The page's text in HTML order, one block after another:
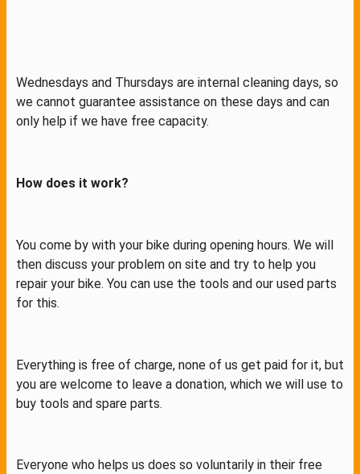
Wednesdays and Thursdays are internal cleaning days, so
we cannot guarantee assistance on these days and can
only help if we have free capacity.
How does it work?
You come by with your bike during opening hours. We will
then discuss your problem on site and try to help you
repair your bike. You can use the tools and our used parts
for this.
Everything is free of charge, none of us get paid for it, but
you are welcome to leave a donation, which we will use to
buy tools and spare parts.
Everyone who helps us does so voluntarily in their free